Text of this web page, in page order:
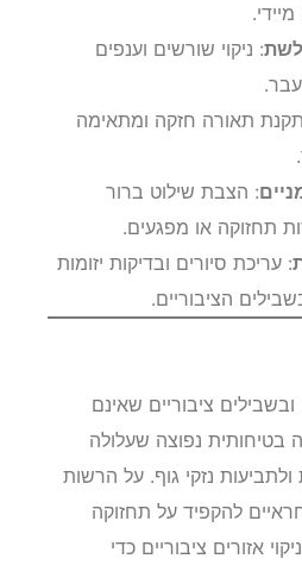
בורות, סדקים ומשטחים
תאורה חזקה ומתאימה
: הצבת שילוט ברור
תחזוקה או מפגעים.
: עריכת סיורים ובדיקות יזומות
הציבוריים.
ציבוריים שאינם
בטיחותית נפוצה שעלולה
נזקי גוף. על הרשות
להקפיד על תחזוקה